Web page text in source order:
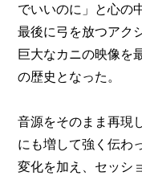
でいいのに」と心の
最後に弓を放つアク
巨大なカニの映像を
の歴史となった。
音源をそのまま再現
にも増して強く伝わ
変化を加え、セッシ